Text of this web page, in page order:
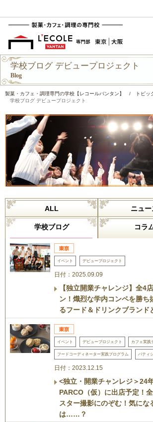
学校ブログ デビュープロジェクト
Blog
製菓・カフェ・調理専門の学校【レコールバンタン】 / トピッ
学校ブログ デビュープロジェクト
ALL ニュー
学校ブログ コラ
イベント デビュープロジェクト
日付：2025.09.09
【独立開業チャレンジ】全4
ン！熾烈な学内コンペを勝ち
るフード＆ドリンクブランド
イベント デビュープロジェクト カフェ実践
フードコーディネーター実践プログラム パティ
日付：2023.12.15
<独立・開業チャンレジ＞24
PARCO（仮）に出店予定！
スター撮影にのぞむ！気にな
は……？